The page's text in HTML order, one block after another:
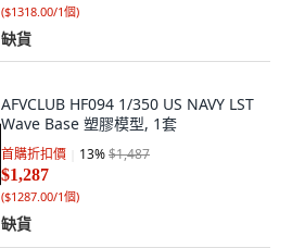
($1318.00/1個)
缺貨
AFVCLUB HF094 1/350 US NAVY LST
Wave Base 塑膠模型, 1套
首購折扣價 13%$1,487
$1,287
($1287.00/1個)
缺貨